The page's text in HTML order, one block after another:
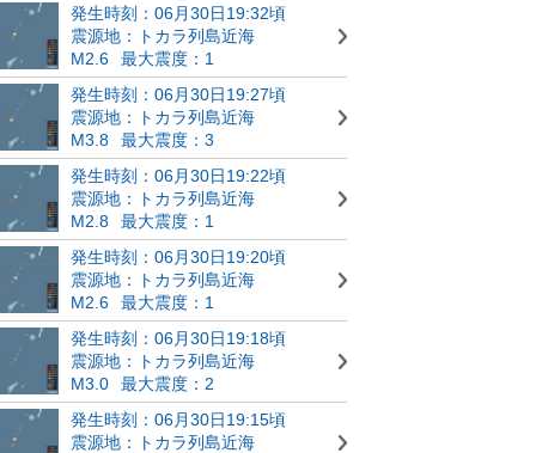
発生時刻：06月30日19:32頃
震源地：トカラ列島近海
M2.6
最大震度：1
発生時刻：06月30日19:27頃
震源地：トカラ列島近海
M3.8
最大震度：3
発生時刻：06月30日19:22頃
震源地：トカラ列島近海
M2.8
最大震度：1
発生時刻：06月30日19:20頃
震源地：トカラ列島近海
M2.6
最大震度：1
発生時刻：06月30日19:18頃
震源地：トカラ列島近海
M3.0
最大震度：2
発生時刻：06月30日19:15頃
震源地：トカラ列島近海